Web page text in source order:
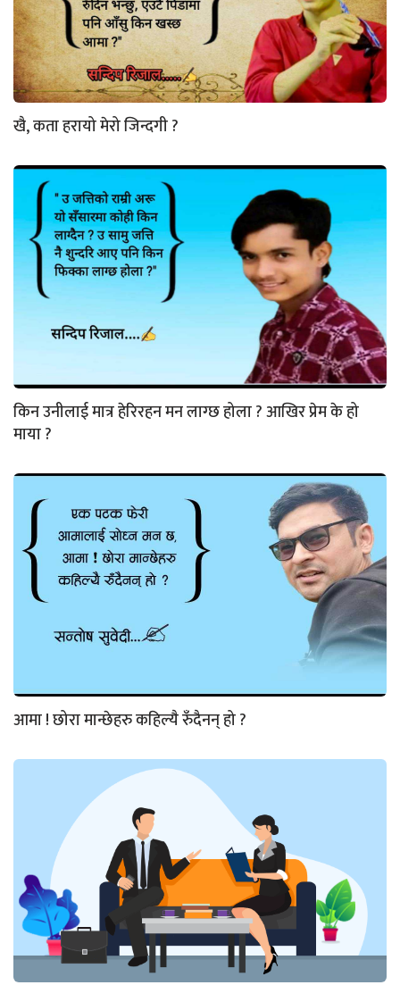
खै, कता हरायो मेरो जिन्दगी ?
किन उनीलाई मात्र हेरिरहन मन लाग्छ होला ? आखिर प्रेम के हो
माया ?
आमा ! छोरा मान्छेहरु कहिल्यै रुँदैनन् हो ?